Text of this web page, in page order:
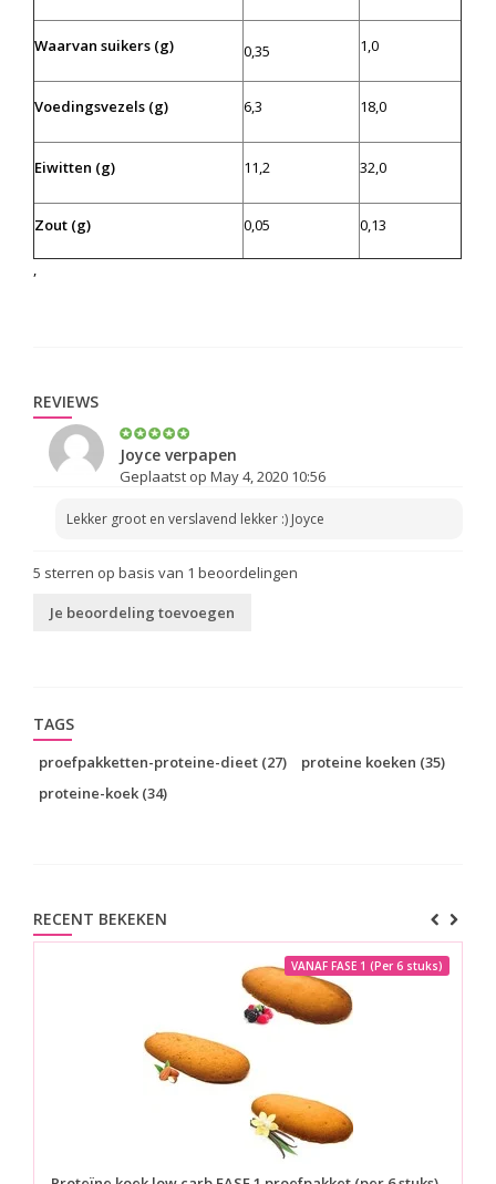
Waarvan suikers (g) 0,35 1,0
Voedingsvezels (g) 6,3 18,0
Eiwitten (g) 11,2 32,0
Zout (g) 0,05 0,13
,
REVIEWS
Joyce verpapen
Geplaatst op May 4, 2020 10:56
Lekker groot en verslavend lekker :) Joyce
5 sterren op basis van 1 beoordelingen
Je beoordeling toevoegen
TAGS
proefpakketten-proteine-dieet (27) proteine koeken (35)
proteine-koek (34)
RECENT BEKEKEN
VANAF FASE 1 (Per 6 stuks)